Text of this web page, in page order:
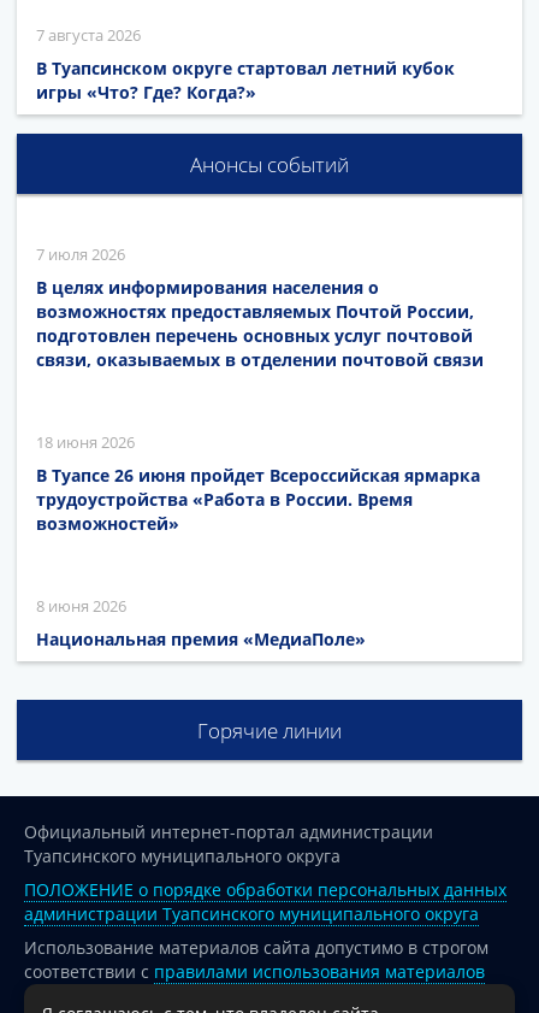
7 августа 2026
В Туапсинском округе стартовал летний кубок
игры «Что? Где? Когда?»
Анонсы событий
7 июля 2026
В целях информирования населения о
возможностях предоставляемых Почтой России,
подготовлен перечень основных услуг почтовой
связи, оказываемых в отделении почтовой связи
18 июня 2026
В Туапсе 26 июня пройдет Всероссийская ярмарка
трудоустройства «Работа в России. Время
возможностей»
8 июня 2026
Национальная премия «МедиаПоле»
Горячие линии
Официальный интернет-портал администрации
Туапсинского муниципального округа
ПОЛОЖЕНИЕ о порядке обработки персональных данных
администрации Туапсинского муниципального округа
Использование материалов сайта допустимо в строгом
соответствии с правилами использования материалов
опубликованных на сайте